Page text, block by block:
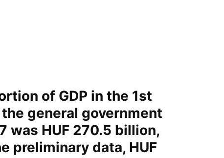
of GDP in the 1st
general government
was HUF 270.5 billion,
preliminary data, HUF